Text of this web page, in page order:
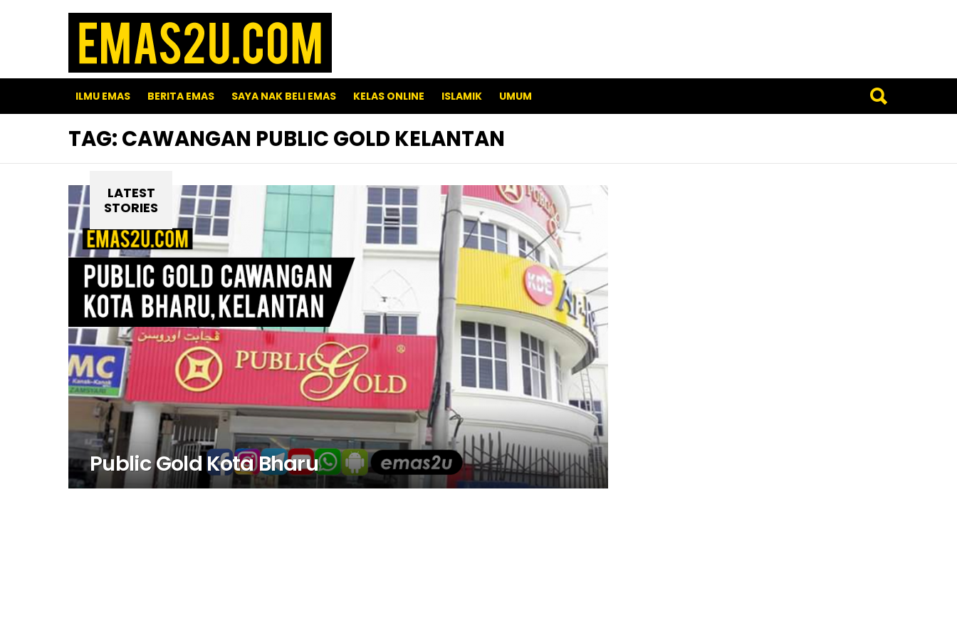
ILMU EMAS BERITA EMAS SAYA NAK BELI EMAS KELAS ONLINE ISLAMIK UMUM
TAG: CAWANGAN PUBLIC GOLD KELANTAN
LATEST
STORIES
Public Gold Kota Bharu